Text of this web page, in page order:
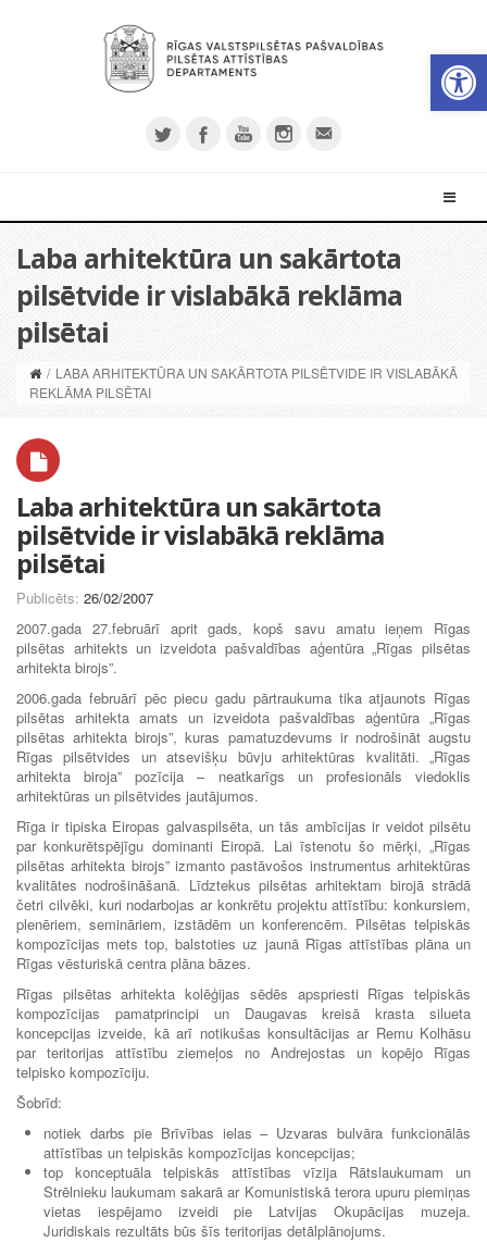
Laba arhitektūra un sakārtota
pilsētvide ir vislabākā reklāma
pilsētai
/ LABA ARHITEKTŪRA UN SAKĀRTOTA PILSĒTVIDE IR VISLABĀKĀ
REKLĀMA PILSĒTAI
Laba arhitektūra un sakārtota
pilsētvide ir vislabākā reklāma
pilsētai
Publicēts: 26/02/2007
2007.gada 27.februārī aprit gads, kopš savu amatu ieņem Rīgas
pilsētas arhitekts un izveidota pašvaldības aģentūra „Rīgas pilsētas
arhitekta birojs”.
2006.gada februārī pēc piecu gadu pārtraukuma tika atjaunots Rīgas
pilsētas arhitekta amats un izveidota pašvaldības aģentūra „Rīgas
pilsētas arhitekta birojs”, kuras pamatuzdevums ir nodrošināt augstu
Rīgas pilsētvides un atsevišķu būvju arhitektūras kvalitāti. „Rīgas
arhitekta biroja” pozīcija – neatkarīgs un profesionāls viedoklis
arhitektūras un pilsētvides jautājumos.
Rīga ir tipiska Eiropas galvaspilsēta, un tās ambīcijas ir veidot pilsētu
par konkurētspējīgu dominanti Eiropā. Lai īstenotu šo mērķi, „Rīgas
pilsētas arhitekta birojs” izmanto pastāvošos instrumentus arhitektūras
kvalitātes nodrošināšanā. Līdztekus pilsētas arhitektam birojā strādā
četri cilvēki, kuri nodarbojas ar konkrētu projektu attīstību: konkursiem,
plenēriem, semināriem, izstādēm un konferencēm. Pilsētas telpiskās
kompozīcijas mets top, balstoties uz jaunā Rīgas attīstības plāna un
Rīgas vēsturiskā centra plāna bāzes.
Rīgas pilsētas arhitekta kolēģijas sēdēs apspriesti Rīgas telpiskās
kompozīcijas pamatprincipi un Daugavas kreisā krasta silueta
koncepcijas izveide, kā arī notikušas konsultācijas ar Remu Kolhāsu
par teritorijas attīstību ziemeļos no Andrejostas un kopējo Rīgas
telpisko kompozīciju.
Šobrīd:
notiek darbs pie Brīvības ielas – Uzvaras bulvāra funkcionālās
attīstības un telpiskās kompozīcijas koncepcijas;
top konceptuāla telpiskās attīstības vīzija Rātslaukumam un
Strēlnieku laukumam sakarā ar Komunistiskā terora upuru piemiņas
vietas iespējamo izveidi pie Latvijas Okupācijas muzeja.
Juridiskais rezultāts būs šīs teritorijas detālplānojums.